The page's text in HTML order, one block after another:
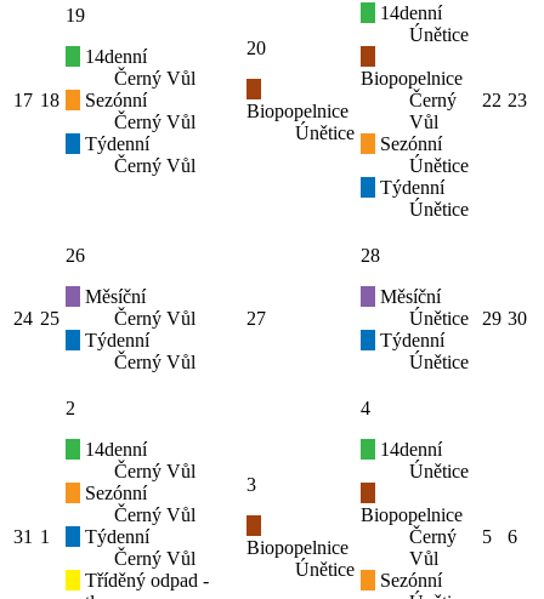
17 18
19
14denní
Černý Vůl
Sezónní
Černý Vůl
Týdenní
Černý Vůl
20
Biopopelnice
Únětice
14denní
Únětice
Biopopelnice
Černý
Vůl
Sezónní
Únětice
Týdenní
Únětice
22 23
24 25
26
Měsíční
Černý Vůl
Týdenní
Černý Vůl
27
28
Měsíční
Únětice
Týdenní
Únětice
29 30
31 1
2
14denní
Černý Vůl
Sezónní
Černý Vůl
Týdenní
Černý Vůl
Tříděný odpad -
3
Biopopelnice
Únětice
4
14denní
Únětice
Biopopelnice
Černý
Vůl
Sezónní
5 6